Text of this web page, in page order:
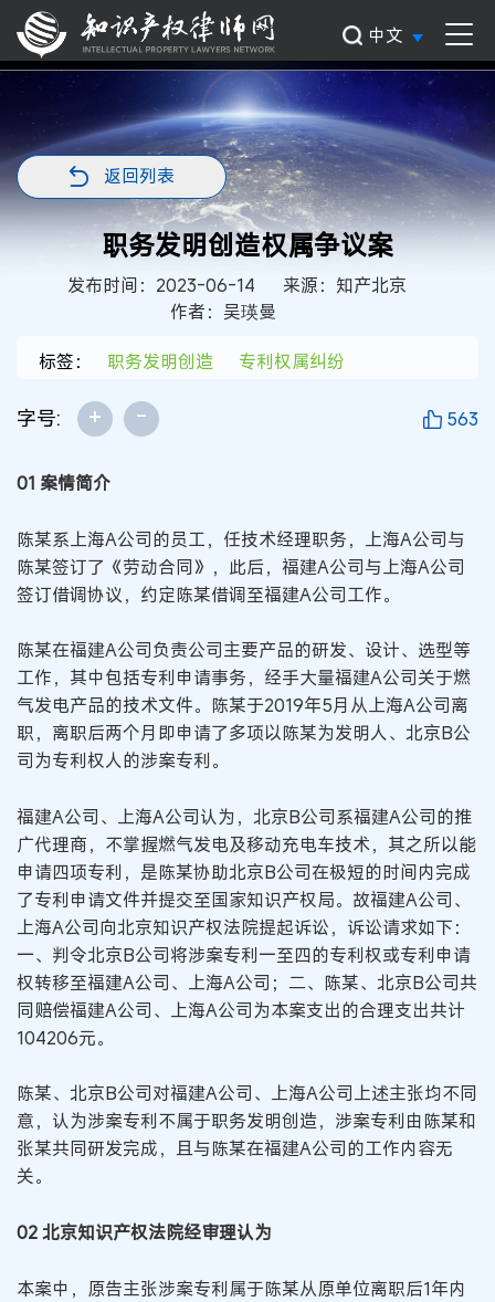
中文
返回列表
职务发明创造权属争议案
发布时间：2023-06-14
来源：知产北京
作者：吴瑛曼
标签： 职务发明创造 专利权属纠纷
字号: + - 563
01 案情简介
陈某系上海A公司的员工，任技术经理职务，上海A公司与
陈某签订了《劳动合同》，此后，福建A公司与上海A公司
签订借调协议，约定陈某借调至福建A公司工作。
陈某在福建A公司负责公司主要产品的研发、设计、选型等
工作，其中包括专利申请事务，经手大量福建A公司关于燃
气发电产品的技术文件。陈某于2019年5月从上海A公司离
职，离职后两个月即申请了多项以陈某为发明人、北京B公
司为专利权人的涉案专利。
福建A公司、上海A公司认为，北京B公司系福建A公司的推
广代理商，不掌握燃气发电及移动充电车技术，其之所以能
申请四项专利，是陈某协助北京B公司在极短的时间内完成
了专利申请文件并提交至国家知识产权局。故福建A公司、
上海A公司向北京知识产权法院提起诉讼，诉讼请求如下：
一、判令北京B公司将涉案专利一至四的专利权或专利申请
权转移至福建A公司、上海A公司；二、陈某、北京B公司共
同赔偿福建A公司、上海A公司为本案支出的合理支出共计
104206元。
陈某、北京B公司对福建A公司、上海A公司上述主张均不同
意，认为涉案专利不属于职务发明创造，涉案专利由陈某和
张某共同研发完成，且与陈某在福建A公司的工作内容无
关。
02 北京知识产权法院经审理认为
本案中，原告主张涉案专利属于陈某从原单位离职后1年内